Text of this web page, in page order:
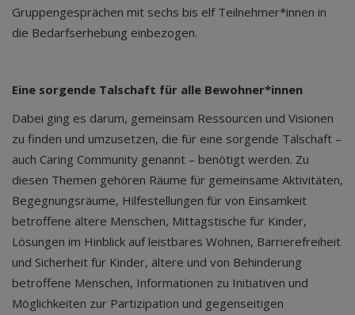
Gruppengesprächen mit sechs bis elf Teilnehmer*innen in
die Bedarfserhebung einbezogen.
Eine sorgende Talschaft für alle Bewohner*innen
Dabei ging es darum, gemeinsam Ressourcen und Visionen
zu finden und umzusetzen, die für eine sorgende Talschaft –
auch Caring Community genannt – benötigt werden. Zu
diesen Themen gehören Räume für gemeinsame Aktivitäten,
Begegnungsräume, Hilfestellungen für von Einsamkeit
betroffene ältere Menschen, Mittagstische für Kinder,
Lösungen im Hinblick auf leistbares Wohnen, Barrierefreiheit
und Sicherheit für Kinder, ältere und von Behinderung
betroffene Menschen, Informationen zu Initiativen und
Möglichkeiten zur Partizipation und gegenseitigen